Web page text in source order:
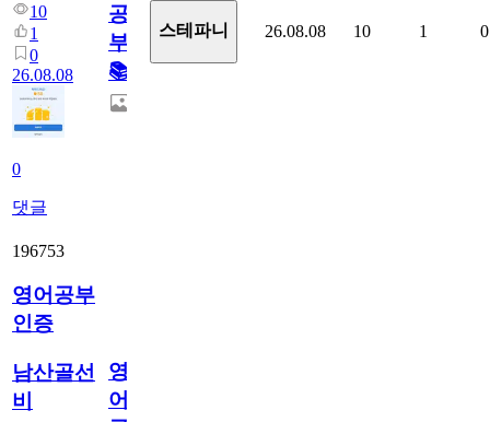
10
1
0
26.08.08
0
댓글
공
부!
📚
스테파니 26.08.08 10 1 0
196753
영어공부
인증
남산골선
비
영
어